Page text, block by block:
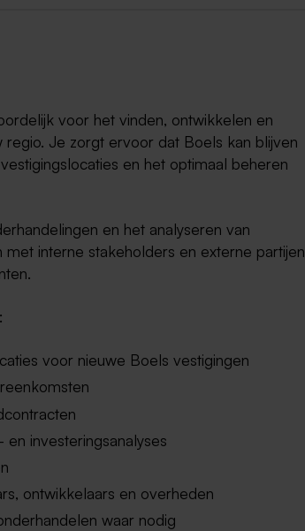
voor het vinden, ontwikkelen en
Je zorgt ervoor dat Boels kan blijven
en het optimaal beheren
en het analyseren van
interne stakeholders en externe partijen
voor nieuwe Boels vestigingen
investeringsanalyses
ontwikkelaars en overheden
waar nodig